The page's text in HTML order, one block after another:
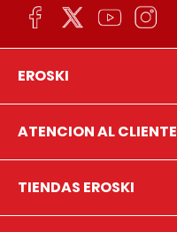
EROSKI
ATENCION AL CLIENTE
TIENDAS EROSKI